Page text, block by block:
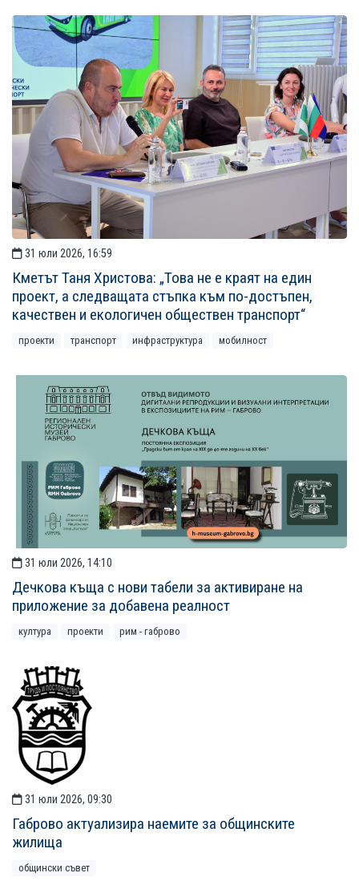
31 юли 2026, 16:59
Кметът Таня Христова: „Това не е краят на един
проект, а следващата стъпка към по-достъпен,
качествен и екологичен обществен транспорт“
проекти транспорт инфраструктура мобилност
31 юли 2026, 14:10
Дечкова къща с нови табели за активиране на
приложение за добавена реалност
култура проекти рим - габрово
31 юли 2026, 09:30
Габрово актуализира наемите за общинските
жилища
общински съвет